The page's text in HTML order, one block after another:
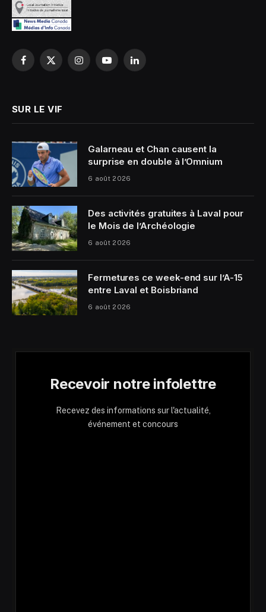
Facebook
X
InstagramYouTubeLinkedIn
SUR LE VIF
Galarneau et Chan causent la
surprise en double à l’Omnium
6 août 2026
Des activités gratuites à Laval pour
le Mois de l’Archéologie
6 août 2026
Fermetures ce week-end sur l’A-15
entre Laval et Boisbriand
6 août 2026
Recevoir notre infolettre
Recevez des informations sur l'actualité,
événement et concours